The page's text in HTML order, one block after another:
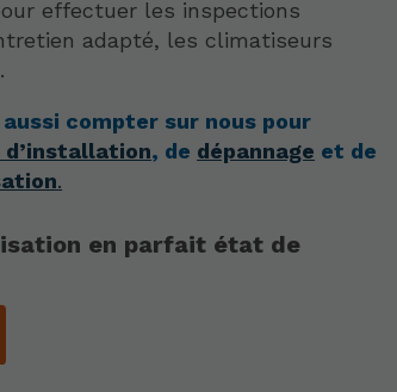
effectuer les inspections
adapté, les climatiseurs
compter sur nous pour
, de dépannage et de
.
en parfait état de